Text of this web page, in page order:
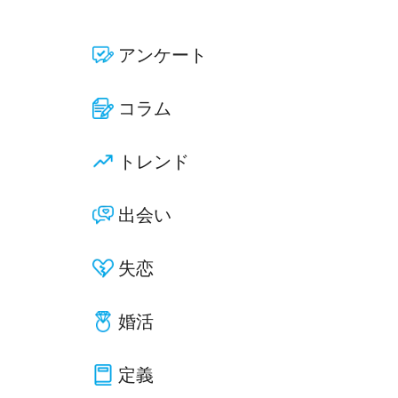
アンケート
コラム
トレンド
出会い
失恋
婚活
定義